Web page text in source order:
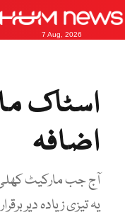
7 Aug, 2026
اضافہ
یہ تیزی زیادہ دیر